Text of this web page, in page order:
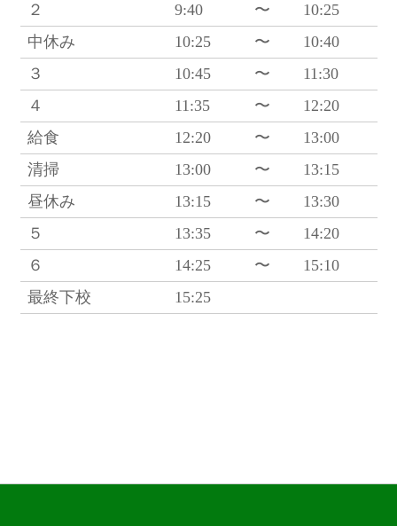
２
9:40 〜
10:25
中休み
10:25 〜
10:40
３
10:45 〜
11:30
４
11:35 〜
12:20
給食
12:20 〜
13:00
清掃
13:00 〜
13:15
昼休み
13:15 〜
13:30
５
13:35 〜
14:20
６
14:25 〜
15:10
最終下校
15:25